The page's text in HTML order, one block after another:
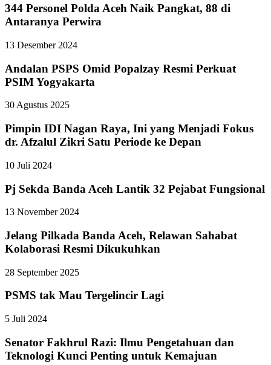
344 Personel Polda Aceh Naik Pangkat, 88 di
Antaranya Perwira
13 Desember 2024
Andalan PSPS Omid Popalzay Resmi Perkuat
PSIM Yogyakarta
30 Agustus 2025
Pimpin IDI Nagan Raya, Ini yang Menjadi Fokus
dr. Afzalul Zikri Satu Periode ke Depan
10 Juli 2024
Pj Sekda Banda Aceh Lantik 32 Pejabat Fungsional
13 November 2024
Jelang Pilkada Banda Aceh, Relawan Sahabat
Kolaborasi Resmi Dikukuhkan
28 September 2025
PSMS tak Mau Tergelincir Lagi
5 Juli 2024
Senator Fakhrul Razi: Ilmu Pengetahuan dan
Teknologi Kunci Penting untuk Kemajuan